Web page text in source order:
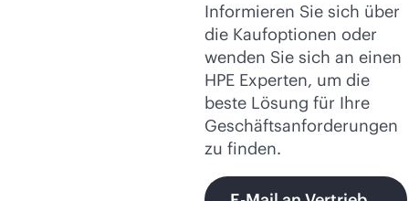
Informieren Sie sich über
die Kaufoptionen oder
wenden Sie sich an einen
HPE Experten, um die
beste Lösung für Ihre
Geschäftsanforderungen
zu finden.